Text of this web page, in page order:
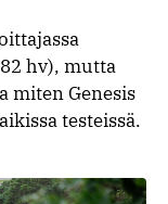
hv), mutta
miten Genesis
testeissä.